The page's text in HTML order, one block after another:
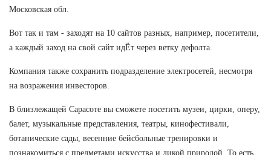
Московская обл.
Вот так и там - заходят на 10 сайтов разных, например, посетители,
а каждый заход на свой сайт идЁт через ветку дефолта.
Компания также сохранить подразделение электросетей, несмотря
на возражения инвесторов.
В близлежащей Сарасоте вы сможете посетить музеи, цирки, оперу,
балет, музыкальные представления, театры, кинофестивали,
ботанические сады, весенние бейсбольные тренировки и
познакомиться с предметами искусства и дикой природой. То есть,